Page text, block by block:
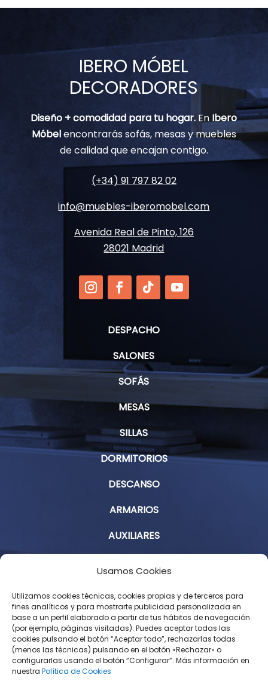
Usamos Cookies
Utilizamos cookies técnicas, cookies propias y de terceros para
fines analíticos y para mostrarte publicidad personalizada en
base a un perfil elaborado a partir de tus hábitos de navegación
(por ejemplo, páginas visitadas). Puedes aceptar todas las
cookies pulsando el botón “Aceptar todo”, rechazarlas todas
(menos las técnicas) pulsando en el botón «Rechazar» o
configurarlas usando el botón “Configurar”. Más información en
nuestra Política de Cookies
IBERO MÓBEL
DECORADORES
Diseño + comodidad para tu hogar. EnIbero
Móbelencontrarás sofás, mesas y muebles
de calidad que encajan contigo.
(+34) 91 797 82 02
info@muebles-iberomobel.com
Avenida Real de Pinto, 126
28021 Madrid
DESPACHO
SALONES
SOFÁS
MESAS
SILLAS
DORMITORIOS
DESCANSO
ARMARIOS
AUXILIARES
Aviso Legal
Política de Privacidad
Condiciones Generales de Contratación
Política de Cookies
Derecho de desistimiento